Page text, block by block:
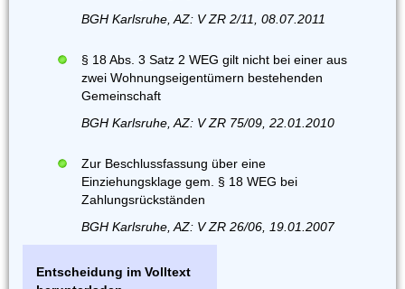
BGH Karlsruhe, AZ: V ZR 2/11, 08.07.2011
§ 18 Abs. 3 Satz 2 WEG gilt nicht bei einer aus
zwei Wohnungseigentümern bestehenden
Gemeinschaft
BGH Karlsruhe, AZ: V ZR 75/09, 22.01.2010
Zur Beschlussfassung über eine
Einziehungsklage gem. § 18 WEG bei
Zahlungsrückständen
BGH Karlsruhe, AZ: V ZR 26/06, 19.01.2007
Entscheidung im Volltext